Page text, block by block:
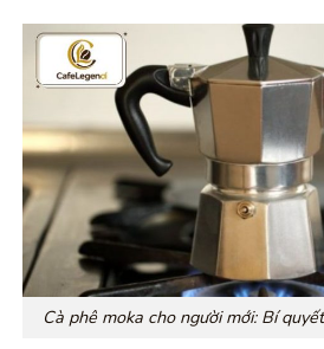
Cà phê moka cho người mới: Bí